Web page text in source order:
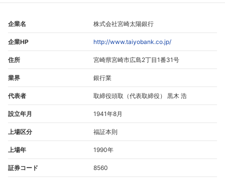
企業名 株式会社宮崎太陽銀行
企業HP http://www.taiyobank.co.jp/
住所 宮崎県宮崎市広島2丁目1番31号
業界 銀行業
代表者 取締役頭取（代表取締役） 黒木 浩
設立年月 1941年8月
上場区分 福証本則
上場年 1990年
証券コード 8560